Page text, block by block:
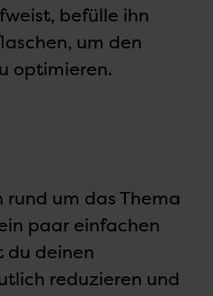
befülle ihn
um den
optimieren.
rund um das Thema
paar einfachen
du deinen
reduzieren und